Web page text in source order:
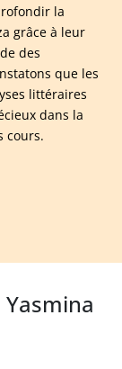
la
grâce à leur
des
que les
littéraires
dans la
cours.